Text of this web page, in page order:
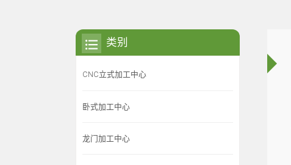
类别
CNC立式加工中心
卧式加工中心
龙门加工中心